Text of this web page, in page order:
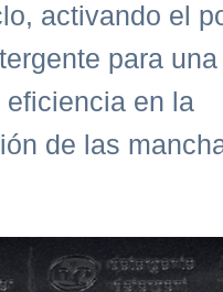
activando el
para una
eficiencia en la
de las